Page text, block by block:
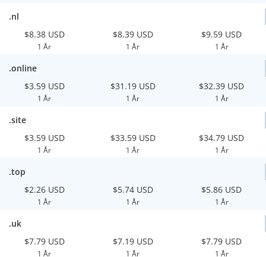
.nl
$8.38 USD
1 År
$8.39 USD
1 År
$9.59 USD
1 År
.online
$3.59 USD
1 År
$31.19 USD
1 År
$32.39 USD
1 År
.site
$3.59 USD
1 År
$33.59 USD
1 År
$34.79 USD
1 År
.top
$2.26 USD
1 År
$5.74 USD
1 År
$5.86 USD
1 År
.uk
$7.79 USD
1 År
$7.19 USD
1 År
$7.79 USD
1 År